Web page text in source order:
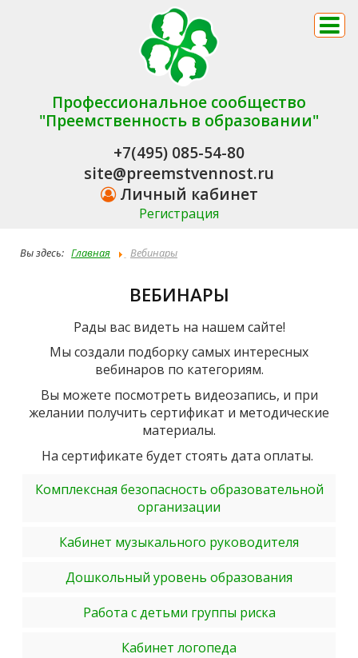
Профессиональное сообщество
"Преемственность в образовании"
+7(495) 085-54-80
site@preemstvennost.ru
Личный кабинет
Регистрация
Вы здесь: Главная Вебинары
ВЕБИНАРЫ
Рады вас видеть на нашем сайте!
Мы создали подборку самых интересных
вебинаров по категориям.
Вы можете посмотреть видеозапись, и при
желании получить сертификат и методические
материалы.
На сертификате будет стоять дата оплаты.
Комплексная безопасность образовательной
организации
Кабинет музыкального руководителя
Дошкольный уровень образования
Работа с детьми группы риска
Кабинет логопеда